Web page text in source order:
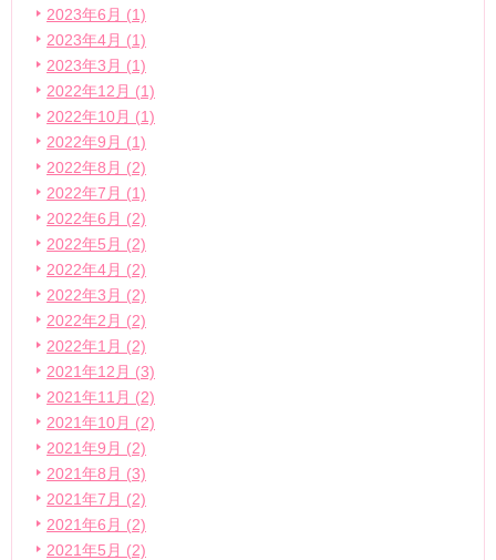
2023年6月 (1)
2023年4月 (1)
2023年3月 (1)
2022年12月 (1)
2022年10月 (1)
2022年9月 (1)
2022年8月 (2)
2022年7月 (1)
2022年6月 (2)
2022年5月 (2)
2022年4月 (2)
2022年3月 (2)
2022年2月 (2)
2022年1月 (2)
2021年12月 (3)
2021年11月 (2)
2021年10月 (2)
2021年9月 (2)
2021年8月 (3)
2021年7月 (2)
2021年6月 (2)
2021年5月 (2)